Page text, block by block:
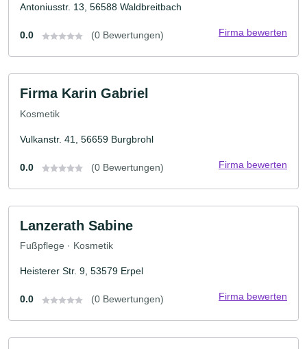
Antoniusstr. 13, 56588 Waldbreitbach
0.0 (0 Bewertungen) Firma bewerten
Firma Karin Gabriel
Kosmetik
Vulkanstr. 41, 56659 Burgbrohl
0.0 (0 Bewertungen) Firma bewerten
Lanzerath Sabine
Fußpflege · Kosmetik
Heisterer Str. 9, 53579 Erpel
0.0 (0 Bewertungen) Firma bewerten